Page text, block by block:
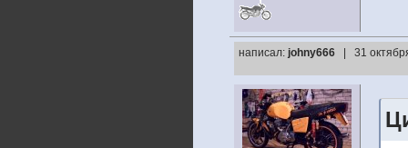
написал: johny666 | 31